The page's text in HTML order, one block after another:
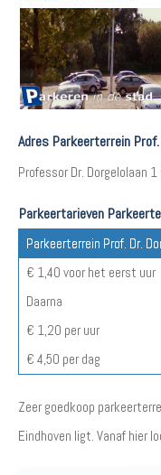
Adres Parkeerterrein
Professor Dr. Dorgelolaan
Parkeertarieven
Parkeerterrein Prof. Dr.
€ 1,40 voor het eerst uur
Daarna
€ 1,20 per uur
€ 4,50 per dag
Zeer goedkoop
Eindhoven ligt. Vanaf hier